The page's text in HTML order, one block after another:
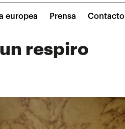
europea Prensa Contacto
respiro